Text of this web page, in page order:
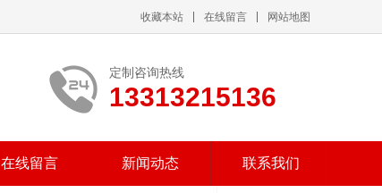
收藏本站 在线留言 网站地图
定制咨询热线
13313215136
在线留言 新闻动态 联系我们